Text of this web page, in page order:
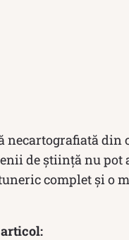
necartografiată din
de știință nu pot
complet și o